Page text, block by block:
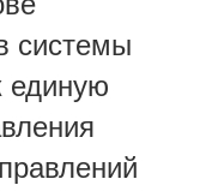
системы
единую